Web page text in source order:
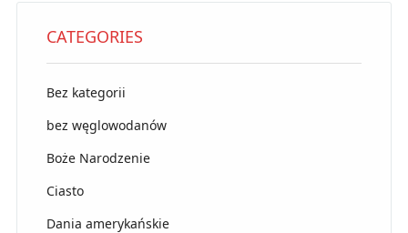
CATEGORIES
Bez kategorii
bez węglowodanów
Boże Narodzenie
Ciasto
Dania amerykańskie